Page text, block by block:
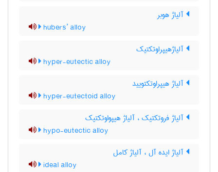
آلیاژ هوبر
hubers’ alloy
آلیاژهیپراوتکتیک
hyper-eutectic alloy
آلیاژ هیپراوتکتویید
hyper-eutectoid alloy
آلیاژ فروتکتیک ، آلیاژ هیپواوتکتیک
hypo-eutectic alloy
آلیاژ ایده آل ، آلیاژ کامل
ideal alloy